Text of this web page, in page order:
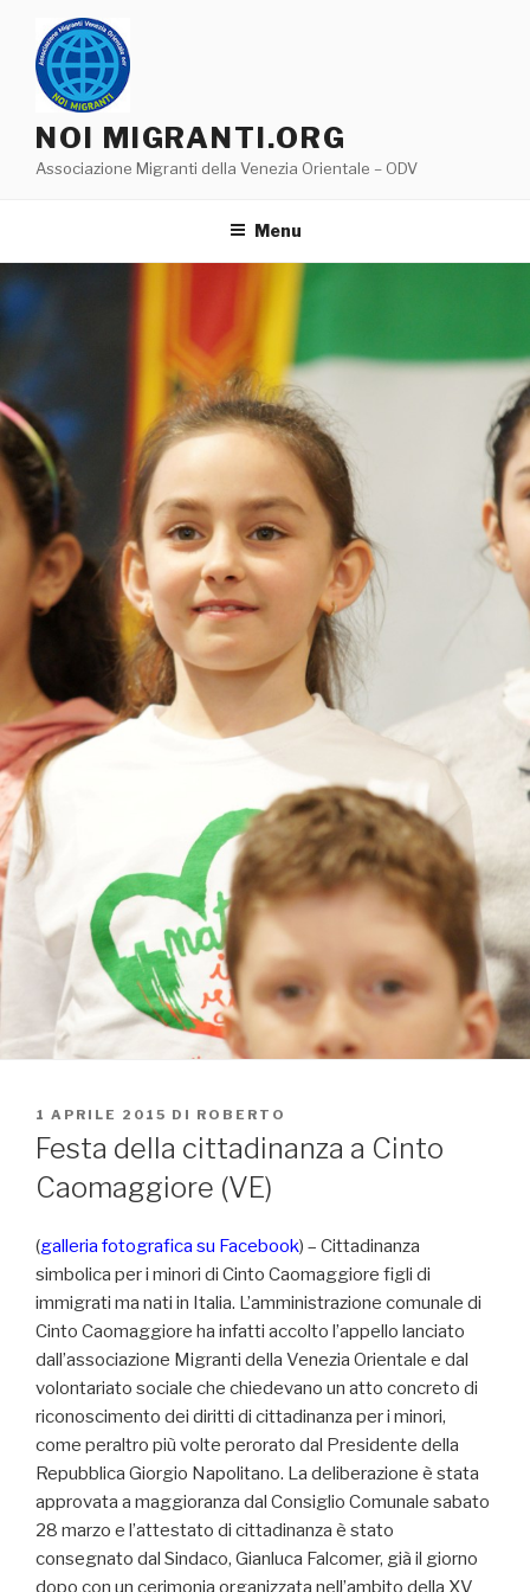
contenuto
NOI MIGRANTI.ORG
Associazione Migranti della Venezia Orientale – ODV
Menu
PUBBLICATO
IL
1 APRILE 2015 DI ROBERTO
Festa della cittadinanza a Cinto
Caomaggiore (VE)
(galleria fotografica su Facebook) – Cittadinanza
simbolica per i minori di Cinto Caomaggiore figli di
immigrati ma nati in Italia. L’amministrazione comunale di
Cinto Caomaggiore ha infatti accolto l’appello lanciato
dall’associazione Migranti della Venezia Orientale e dal
volontariato sociale che chiedevano un atto concreto di
riconoscimento dei diritti di cittadinanza per i minori,
come peraltro più volte perorato dal Presidente della
Repubblica Giorgio Napolitano. La deliberazione è stata
approvata a maggioranza dal Consiglio Comunale sabato
28 marzo e l’attestato di cittadinanza è stato
consegnato dal Sindaco, Gianluca Falcomer, già il giorno
dopo con un cerimonia organizzata nell’ambito della XV